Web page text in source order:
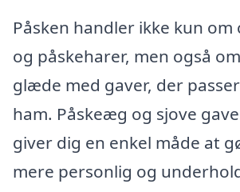
Påsken handler ikke kun
og påskeharer, men også
glæde med gaver, der
ham. Påskeæg og sjove
giver dig en enkel måde at
mere personlig og